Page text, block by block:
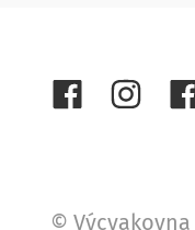
© Výcvakovna